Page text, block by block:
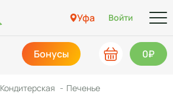
Уфа Войти
Бонусы 0₽
Кондитерская Печенье